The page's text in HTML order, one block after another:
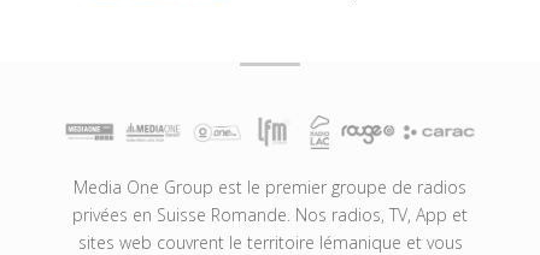
Media One Group est le premier groupe de radios
privées en Suisse Romande. Nos radios, TV, App et
sites web couvrent le territoire lémanique et vous